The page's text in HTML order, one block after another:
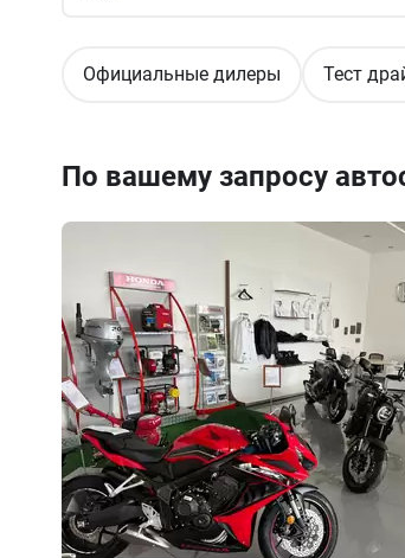
Официальные дилеры Тест
По вашему запросу